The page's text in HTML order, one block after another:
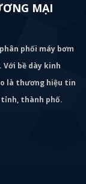
MẠI
phối máy bơm
bề dày kinh
là thương hiệu tin
tỉnh, thành phố.